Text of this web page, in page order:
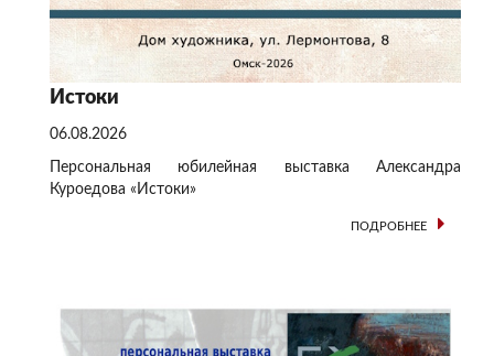
Истоки
06.08.2026
Персональная юбилейная выставка Александра
Куроедова «Истоки»
ПОДРОБНЕЕ